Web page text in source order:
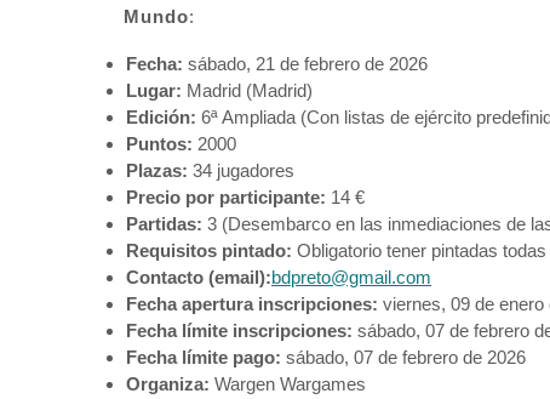
Mundo:
Fecha: sábado, 21 de febrero de 2026
Lugar: Madrid (Madrid)
Edición: 6ª Ampliada (Con listas de ejército
Puntos: 2000
Plazas: 34 jugadores
Precio por participante: 14 €
Partidas: 3 (Desembarco en las inmediaciones de
Requisitos pintado: Obligatorio tener pintadas
Contacto (email):bdpreto@gmail.com
Fecha apertura inscripciones: viernes, 09 de enero
Fecha límite inscripciones: sábado, 07 de febrero
Fecha límite pago: sábado, 07 de febrero de 2026
Organiza: Wargen Wargames